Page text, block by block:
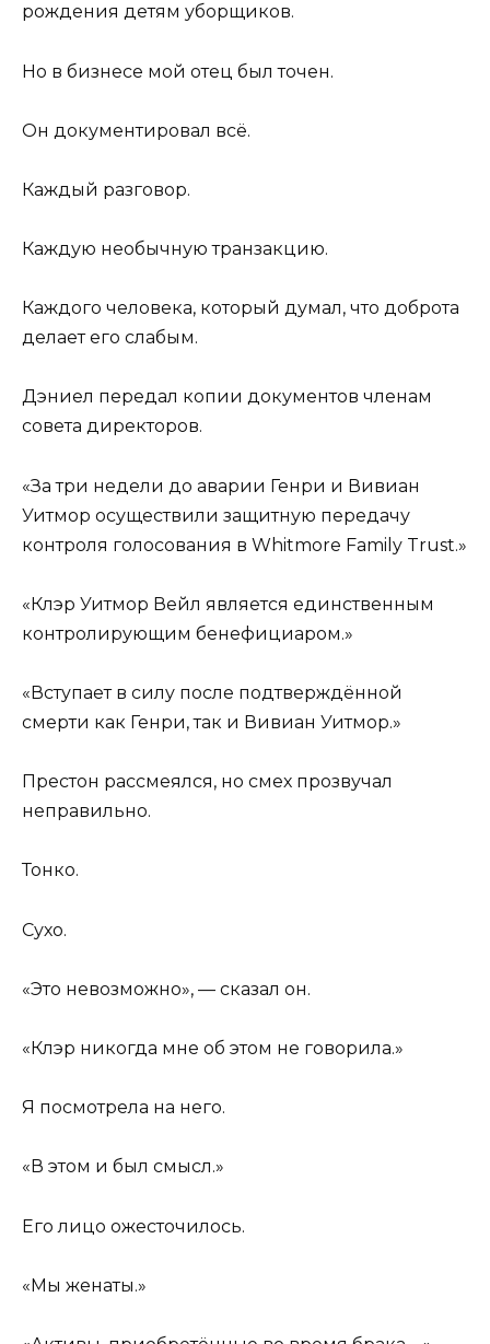
рождения детям уборщиков.
Но в бизнесе мой отец был точен.
Он документировал всё.
Каждый разговор.
Каждую необычную транзакцию.
Каждого человека, который думал, что доброта
делает его слабым.
Дэниел передал копии документов членам
совета директоров.
«За три недели до аварии Генри и Вивиан
Уитмор осуществили защитную передачу
контроля голосования в Whitmore Family Trust.»
«Клэр Уитмор Вейл является единственным
контролирующим бенефициаром.»
«Вступает в силу после подтверждённой
смерти как Генри, так и Вивиан Уитмор.»
Престон рассмеялся, но смех прозвучал
неправильно.
Тонко.
Сухо.
«Это невозможно», — сказал он.
«Клэр никогда мне об этом не говорила.»
Я посмотрела на него.
«В этом и был смысл.»
Его лицо ожесточилось.
«Мы женаты.»